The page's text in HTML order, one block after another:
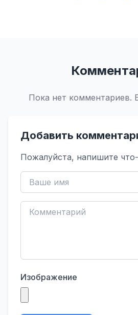
Пока нет комментариев.
Добавить
Пожалуйста, напишите
Изображение